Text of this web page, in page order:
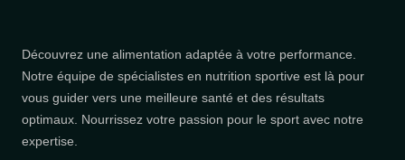
Découvrez une alimentation adaptée à votre performance.
Notre équipe de spécialistes en nutrition sportive est là pour
vous guider vers une meilleure santé et des résultats
optimaux. Nourrissez votre passion pour le sport avec notre
expertise.